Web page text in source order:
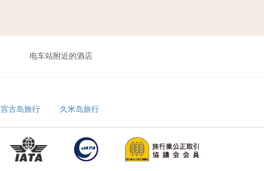
电车站附近的酒店
宫古岛旅行 久米岛旅行